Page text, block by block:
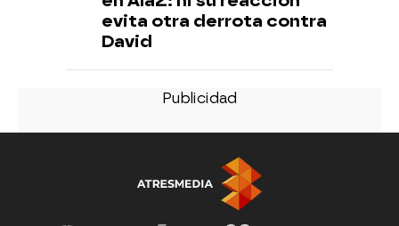
evita otra derrota contra
David